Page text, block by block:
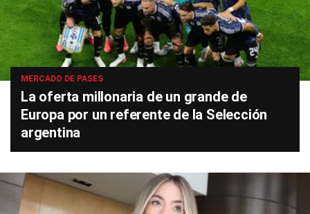
MERCADO DE PASES
La oferta millonaria de un grande de
Europa por un referente de la Selección
argentina